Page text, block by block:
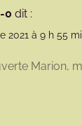
0 dit :
2021 à 9 h 55
Marion,